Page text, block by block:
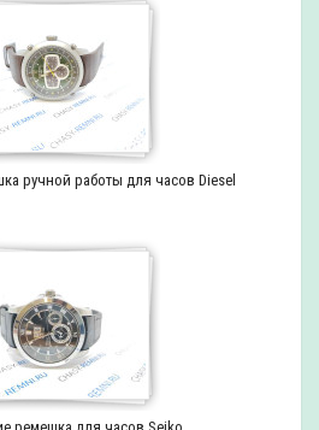
ручной работы для часов Diesel